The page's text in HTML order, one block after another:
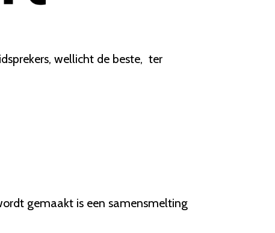
wellicht de beste, ter
gemaakt is een samensmelting